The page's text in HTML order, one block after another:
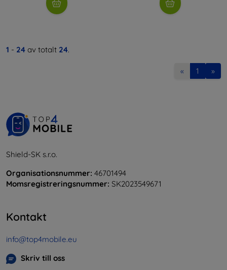
1 - 24 av totalt 24.
« 1 »
Shield-SK s.r.o.
Organisationsnummer: 46701494
Momsregistreringsnummer: SK2023549671
Kontakt
info@top4mobile.eu
Skriv till oss